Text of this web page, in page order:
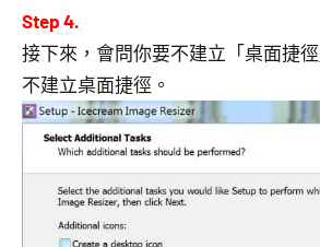
Step 4.
接下來，會問你要不建立「桌面捷
不建立桌面捷徑。